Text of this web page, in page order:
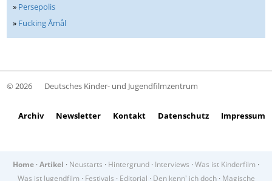
» Persepolis
» Fucking Åmål
© 2026 Deutsches Kinder- und Jugendfilmzentrum
Archiv Newsletter Kontakt Datenschutz Impressum
Home · Artikel · Neustarts · Hintergrund · Interviews · Was ist Kinderfilm ·
Was ist Jugendfilm · Festivals · Editorial · Den kenn' ich doch· Magische